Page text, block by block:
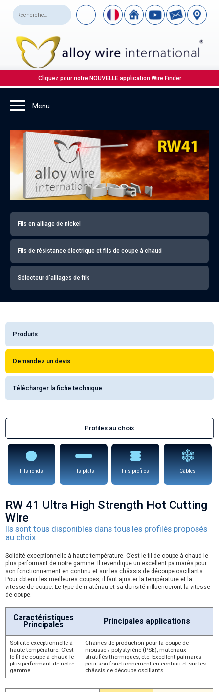
Cliquez pour notre NOUVELLE application Wire Finder
Fils en alliage de nickel
Fils de résistance électrique et fils de coupe à chaud
Sélecteur d’alliages de fils
Produits
Demandez un devis
Télécharger la fiche technique
Profilés au choix
Fils ronds Fils plats Fils profilés Câbles
RW 41 Ultra High Strength Hot Cutting
Wire
Ils sont tous disponibles dans tous les profilés proposés
au choix
Solidité exceptionnelle à haute température. C’est le fil de coupe à chaud le
plus performant de notre gamme. Il revendique un excellent palmarès pour
son fonctionnement en continu et sur les châssis de découpe oscillants.
Pour obtenir les meilleures coupes, il faut ajuster la température et la
vitesse de coupe. Le type de matériau et sa densité influenceront la vitesse
de coupe.
Caractéristiques
Principales Principales applications
Solidité exceptionnelle à
haute température. C’est
le fil de coupe à chaud le
plus performant de notre
gamme.
Chaînes de production pour la coupe de
mousse / polystyrène (PSE), matériaux
stratifiés thermiques, etc. Excellent palmarès
pour son fonctionnement en continu et sur les
châssis de découpe oscillants.